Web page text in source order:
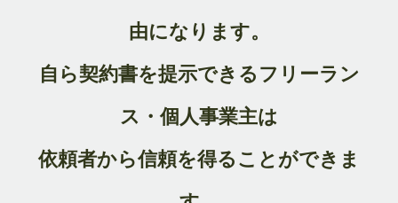
由になります。
自ら契約書を提示できるフリーラン
ス・個人事業主は
依頼者から信頼を得ることができま